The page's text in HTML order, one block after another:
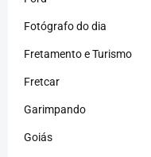
Fotógrafo do dia
Fretamento e Turismo
Fretcar
Garimpando
Goiás